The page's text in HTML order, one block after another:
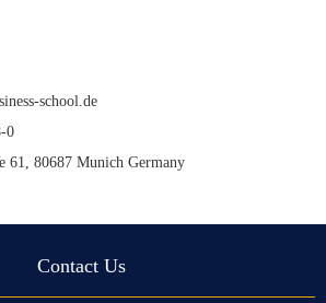
school.de
0
61, 80687 Munich Germany
Contact Us